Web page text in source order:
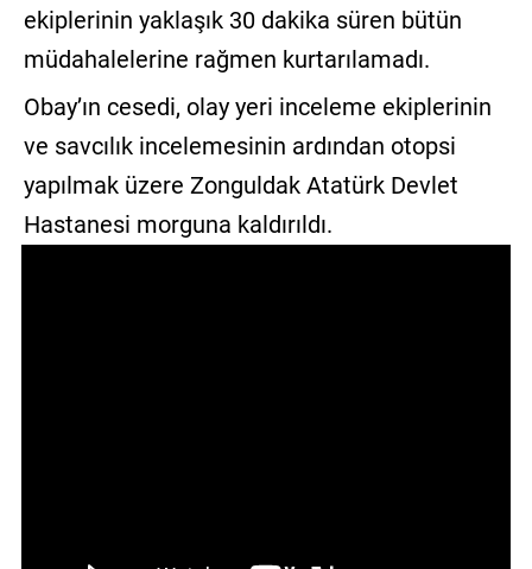
ekiplerinin yaklaşık 30 dakika süren bütün
müdahalelerine rağmen kurtarılamadı.
Obay’ın cesedi, olay yeri inceleme ekiplerinin
ve savcılık incelemesinin ardından otopsi
yapılmak üzere Zonguldak Atatürk Devlet
Hastanesi morguna kaldırıldı.